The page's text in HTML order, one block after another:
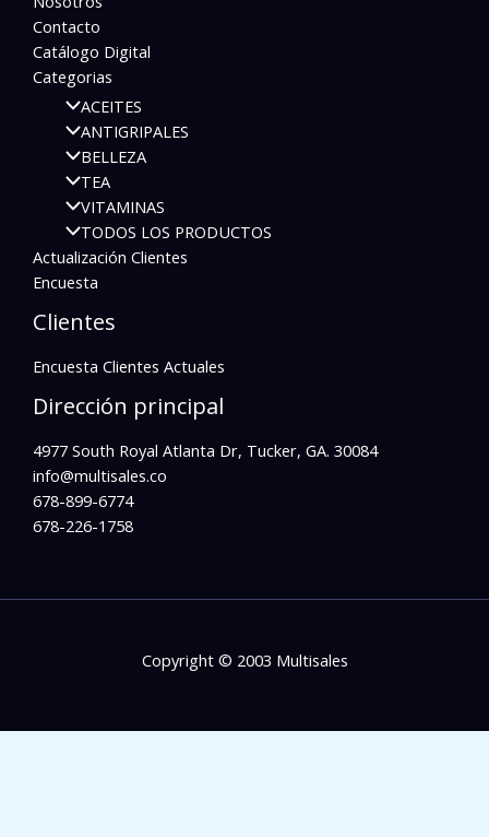
Contacto
Catálogo Digital
Categorias
ACEITES
ANTIGRIPALES
BELLEZA
TEA
VITAMINAS
TODOS LOS PRODUCTOS
Actualización Clientes
Encuesta
Clientes
Encuesta Clientes Actuales
Dirección principal
4977 South Royal Atlanta Dr, Tucker, GA. 30084
info@multisales.co​
678-899-6774
678-226-1758
Copyright © 2003 Multisales